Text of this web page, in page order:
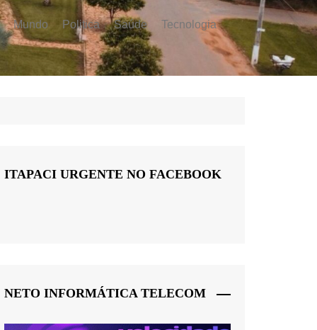
Mundo Politica Saúde Tecnologia
ITAPACI URGENTE NO FACEBOOK
NETO INFORMÁTICA TELECOM